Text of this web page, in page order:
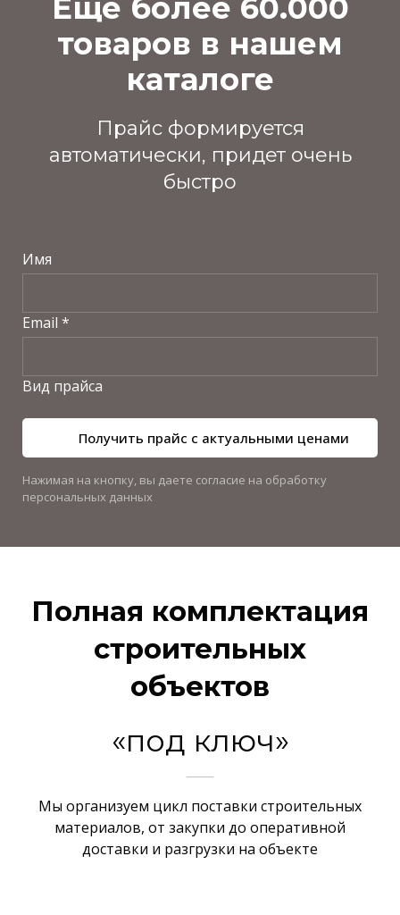
Ещё более 60.000
товаров в нашем
каталоге
Прайс формируется
автоматически, придет очень
быстро
Имя
Email *
Вид прайса
Получить прайс с актуальными ценами
Нажимая на кнопку, вы даете согласие на обработку
персональных данных
Полная комплектация
строительных
объектов
«под ключ»
Мы организуем цикл поставки строительных
материалов, от закупки до оперативной
доставки и разгрузки на объекте